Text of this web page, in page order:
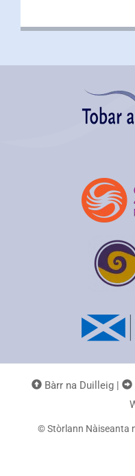
Bàrr na Duilleig|
©Stòrlann Nàiseanta